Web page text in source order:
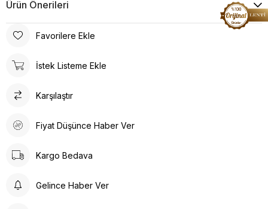
Ürün Önerileri
Favorilere Ekle
İstek Listeme Ekle
Karşılaştır
Fiyat Düşünce Haber Ver
Kargo Bedava
Gelince Haber Ver